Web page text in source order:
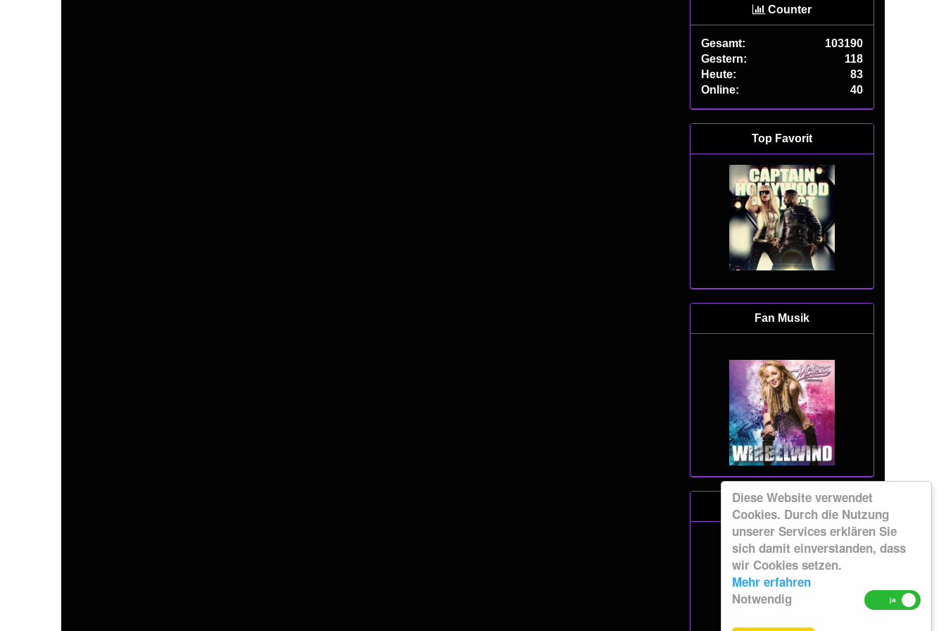
Diese Website verwendet
Cookies. Durch die Nutzung
unserer Services erklären Sie
sich damit einverstanden, dass
wir Cookies setzen.
Mehr erfahren
Notwendig
Counter
Gesamt:
103190
Gestern:
118
Heute:
83
Online:
40
Top Favorit
Fan Musik
Gema & GvL